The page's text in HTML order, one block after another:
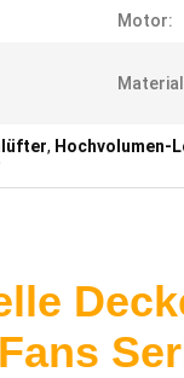
Motor:
, Hochvolumen-